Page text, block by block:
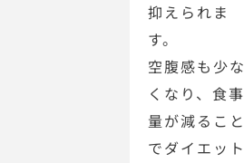
抑えられま
す。
空腹感も少な
くなり、食事
量が減ること
でダイエット